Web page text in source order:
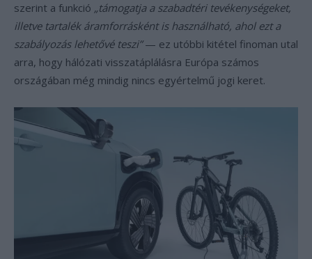
szerint a funkció „támogatja a szabadtéri tevékenységeket,
illetve tartalék áramforrásként is használható, ahol ezt a
szabályozás lehetővé teszi”— ez utóbbi kitétel finoman utal
arra, hogy hálózati visszatáplálásra Európa számos
országában még mindig nincs egyértelmű jogi keret.